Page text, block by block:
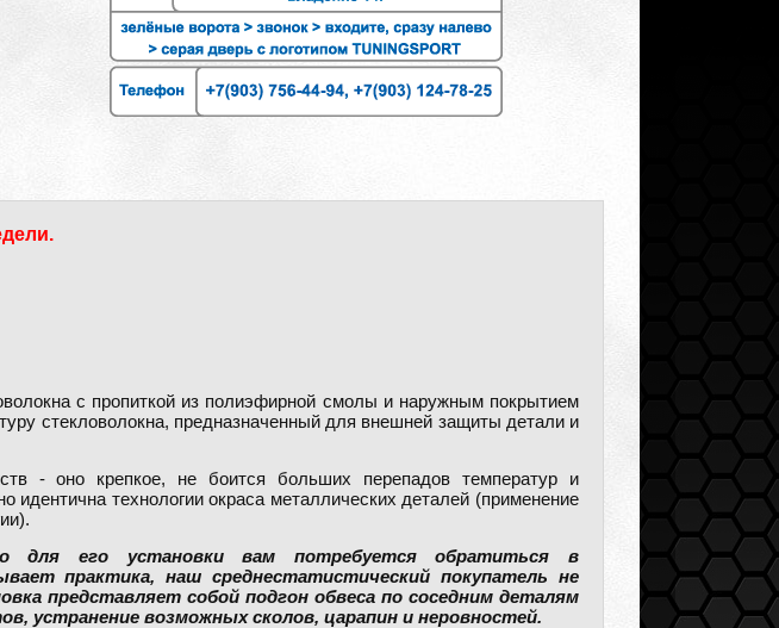
с пропиткой из полиэфирной смолы и наружным покрытием
стекловолокна, предназначенный для внешней защиты детали и
- оно крепкое, не боится больших перепадов температур и
идентична технологии окраса металлических деталей (применение
для его установки вам потребуется обратиться в
практика, наш среднестатистический покупатель не
представляет собой подгон обвеса по соседним деталям
устранение возможных сколов, царапин и неровностей.